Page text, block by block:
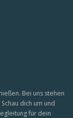
Bei uns stehen
dich um und
für dein